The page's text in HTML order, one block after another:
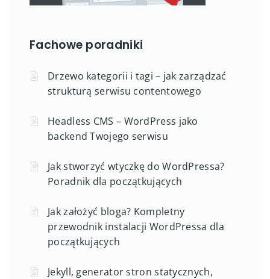
Fachowe poradniki
Drzewo kategorii i tagi – jak zarządzać
strukturą serwisu contentowego
Headless CMS – WordPress jako
backend Twojego serwisu
Jak stworzyć wtyczkę do WordPressa?
Poradnik dla początkujących
Jak założyć bloga? Kompletny
przewodnik instalacji WordPressa dla
początkujących
Jekyll, generator stron statycznych,